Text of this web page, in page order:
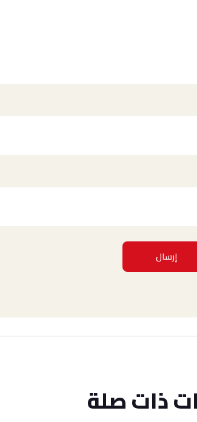
ذات صلة